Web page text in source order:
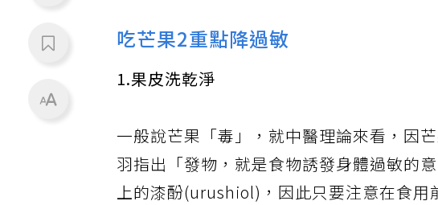
吃芒果2重點降過敏
1.果皮洗乾淨
一般說芒果「毒」，就中醫理論來看，因
羽指出「發物，就是食物誘發身體過敏的
上的漆酚(urushiol)，因此只要注意在食用